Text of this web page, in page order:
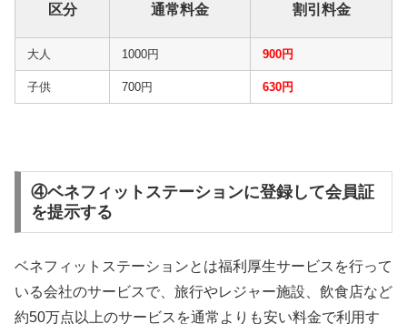
区分 通常料金 割引料金
大人 1000円 900円
子供 700円 630円
④ベネフィットステーションに登録して会員証
を提示する
ベネフィットステーションとは福利厚生サービスを行って
いる会社のサービスで、旅行やレジャー施設、飲食店など
約50万点以上のサービスを通常よりも安い料金で利用す